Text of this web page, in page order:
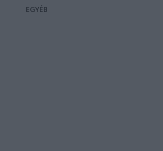
EGYÉB